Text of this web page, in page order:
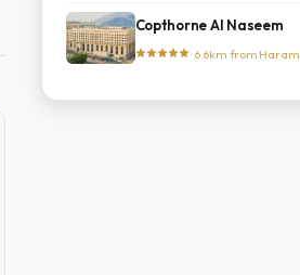
Copthorne Al Naseem
· 6.6km from Haram